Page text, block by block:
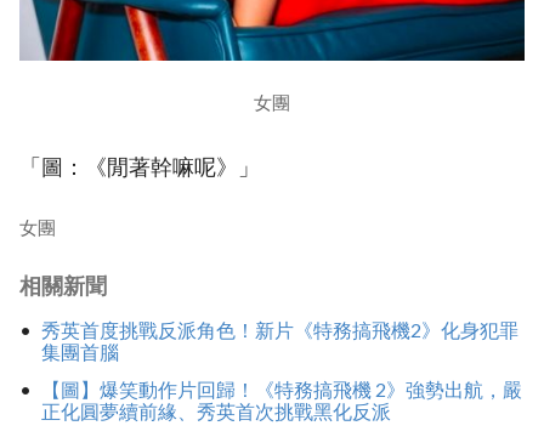
女團
「圖：《閒著幹嘛呢》」
女團
相關新聞
秀英首度挑戰反派角色！新片《特務搞飛機2》化身犯罪
集團首腦
【圖】爆笑動作片回歸！《特務搞飛機 2》強勢出航，嚴
正化圓夢續前緣、秀英首次挑戰黑化反派